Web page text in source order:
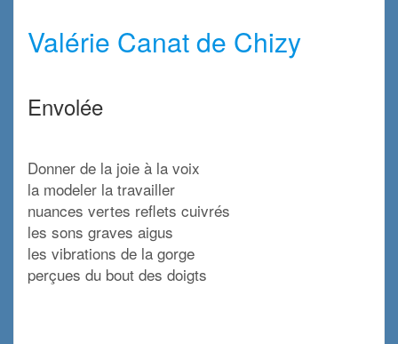
Valérie Canat de Chizy
Envolée
Donner de la joie à la voix
la modeler la travailler
nuances vertes reflets cuivrés
les sons graves aigus
les vibrations de la gorge
perçues du bout des doigts